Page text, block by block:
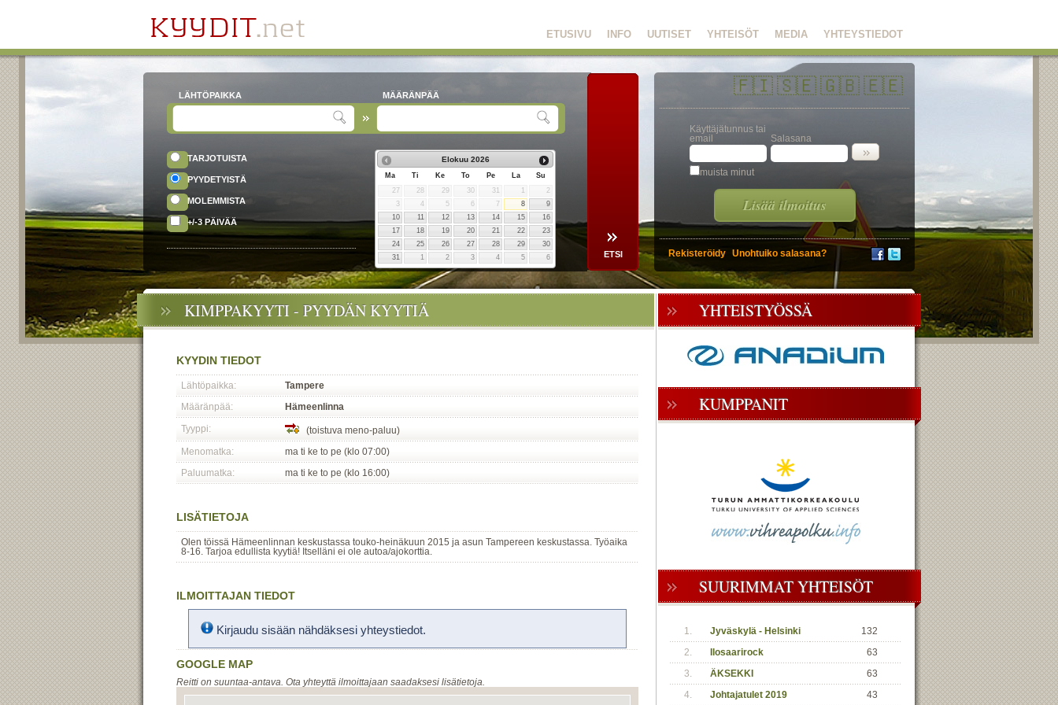
YHTEYSTIEDOT
MEDIA
YHTEISÖT
UUTISET
INFO
ETUSIVU
LÄHTÖPAIKKA MÄÄRÄNPÄÄ
TARJOTUISTA
PYYDETYISTÄ
MOLEMMISTA
+/-3 PÄIVÄÄ
Elokuu 2026
Ma Ti Ke To Pe La
Su
27
28 29 30 31
2
3
4 5 6 7 8
9
10
11 12 13 14 15
16
17
18 19 20 21 22
23
24
25 26 27 28 29
30
31
1 2 3 4 5 6
🇫🇮🇸🇪🇬🇧🇪🇪
Käyttäjätunnus tai
email
Salasana
muista minut
Lisää ilmoitus
Rekisteröidy Unohtuiko salasana?
KIMPPAKYYTI - PYYDÄN KYYTIÄ
KYYDIN TIEDOT
Lähtöpaikka:
Tampere
Määränpää:
Hämeenlinna
Tyyppi:
(toistuva meno-paluu)
Menomatka:
ma ti ke to pe (klo 07:00)
Paluumatka:
ma ti ke to pe (klo 16:00)
LISÄTIETOJA
Olen töissä Hämeenlinnan keskustassa touko-heinäkuun 2015 ja asun Tampereen keskustassa. Työaika
8-16. Tarjoa edullista kyytiä! Itselläni ei ole autoa/ajokorttia.
ILMOITTAJAN TIEDOT
Kirjaudu sisään nähdäksesi yhteystiedot.
GOOGLE MAP
Reitti on suuntaa-antava. Ota yhteyttä ilmoittajaan saadaksesi lisätietoja.
YHTEISTYÖSSÄ
KUMPPANIT
SUURIMMAT YHTEISÖT
1. Jyväskylä - Helsinki
132
2.
Ilosaarirock
63
3.
ÄKSEKKI
63
4.
Johtajatulet 2019
43